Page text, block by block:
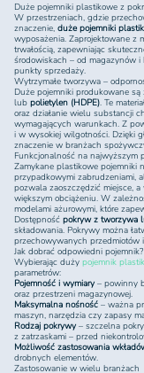
Duże pojemniki plastikowe z
W przestrzeniach, gdzie
znaczenie, duże pojemniki
wyposażenia. Zaprojektowane z
trwałością, zapewniając
środowiskach – od magazynów
punkty sprzedaży.
Wytrzymałe tworzywa –
Duże pojemniki produkowane
lub polietylen (HDPE). Te
oraz działanie wielu substancji
wymagających warunkach. Z
i w wysokiej wilgotności. Dzięki
znaczenie w branżach
Funkcjonalność na najwyższym
Zamykane plastikowe pojemniki
przypadkowymi zabrudzeniami,
pozwala zaoszczędzić miejsce,
większym obciążeniu. W
modelami ażurowymi, które
Dostępność pokryw z tworzywa
składowania. Pokrywy można
przechowywanych przedmiotów
Jak dobrać odpowiedni pojemnik?
Wybierając duży pojemnik
parametrów:
Pojemność i wymiary – powinny
oraz przestrzeni magazynowej.
Maksymalna nośność – ważna
maszyn, narzędzia czy zapasy
Rodzaj pokrywy – szczelna
z zatrzaskami – przed
Możliwość zastosowania
drobnych elementów.
Zastosowanie w wielu branżach